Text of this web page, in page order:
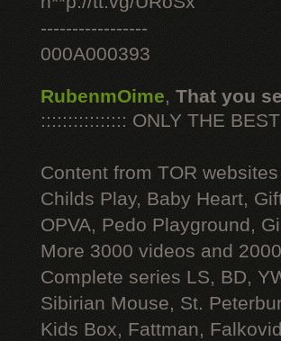
-----------------
000A000393
RubenmOime, That you
:::::::::::::::: ONLY THE
Content from TOR
Childs Play, Baby Heart,
OPVA, Pedo Playground,
More 3000 videos and
Complete series LS, BD,
Sibirian Mouse, St.
Kids Box, Fattman,